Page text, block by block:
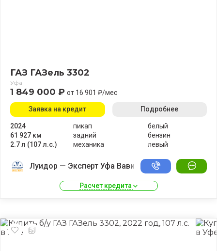
ГАЗ ГАЗель 3302
Уфа
1 849 000 ₽ от 16 901 ₽/мес
2024
61 927 км
2.7 л (107 л.с.)
пикап
задний
механика
белый
бензин
левый
Заявка на кредит Подробнее
Луидор — Эксперт Уфа Вавилово
Расчет кредита